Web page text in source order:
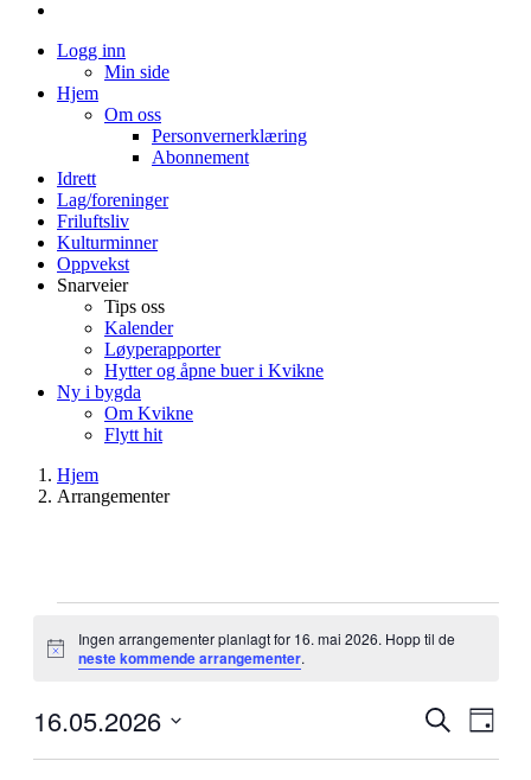
Logg inn
Min side
Hjem
Om oss
Personvernerklæring
Abonnement
Idrett
Lag/foreninger
Friluftsliv
Kulturminner
Oppvekst
Snarveier
Tips oss
Kalender
Løyperapporter
Hytter og åpne buer i Kvikne
Ny i bygda
Om Kvikne
Flytt hit
Hjem
Arrangementer
den
2026
Merknad
Ingen arrangementer planlagt for 16. mai 2026. Hopp til de
neste kommende arrangementer.
Søk
Dag
16.05.2026